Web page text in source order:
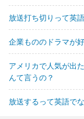
放送打ち切りって英
企業もののドラマが
アメリカで人気が出
んて言うの？
放送するって英語で